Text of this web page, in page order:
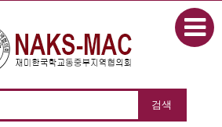
스케치북5